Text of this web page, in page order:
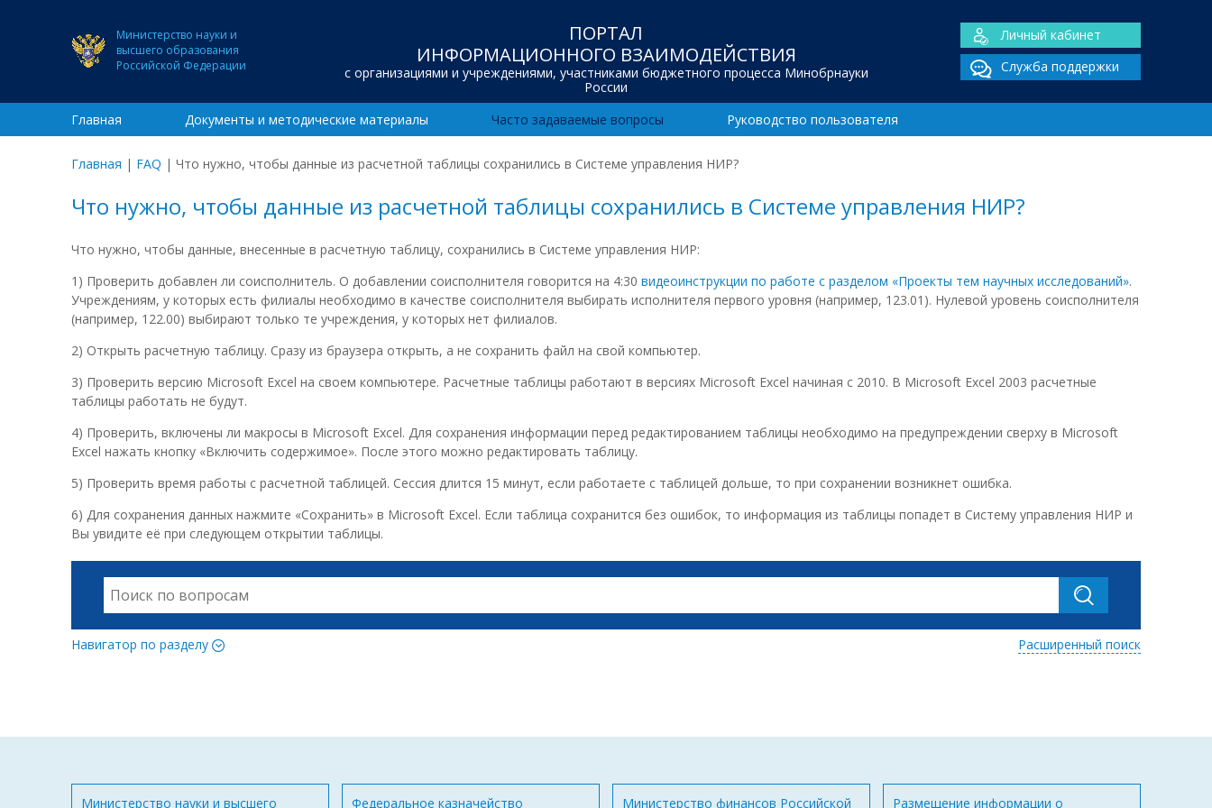
Министерство науки и
высшего образования
Российской Федерации
ПОРТАЛ
ИНФОРМАЦИОННОГО ВЗАИМОДЕЙСТВИЯ
с организациями и учреждениями, участниками бюджетного процесса Минобрнауки
России
Личный кабинет
Служба поддержки
Главная Документы и методические материалы Часто задаваемые вопросы Руководство пользователя
Главная | FAQ | Что нужно, чтобы данные из расчетной таблицы сохранились в Системе управления НИР?
Что нужно, чтобы данные из расчетной таблицы сохранились в Системе управления НИР?
Что нужно, чтобы данные, внесенные в расчетную таблицу, сохранились в Системе управления НИР:
1) Проверить добавлен ли соисполнитель. О добавлении соисполнителя говорится на 4:30 видеоинструкции по работе с разделом «Проекты тем научных исследований».
Учреждениям, у которых есть филиалы необходимо в качестве соисполнителя выбирать исполнителя первого уровня (например, 123.01). Нулевой уровень соисполнителя
(например, 122.00) выбирают только те учреждения, у которых нет филиалов.
2) Открыть расчетную таблицу. Сразу из браузера открыть, а не сохранить файл на свой компьютер.
3) Проверить версию Microsoft Excel на своем компьютере. Расчетные таблицы работают в версиях Microsoft Excel начиная с 2010. В Microsoft Excel 2003 расчетные
таблицы работать не будут.
4) Проверить, включены ли макросы в Microsoft Excel. Для сохранения информации перед редактированием таблицы необходимо на предупреждении сверху в Microsoft
Excel нажать кнопку «Включить содержимое». После этого можно редактировать таблицу.
5) Проверить время работы с расчетной таблицей. Сессия длится 15 минут, если работаете с таблицей дольше, то при сохранении возникнет ошибка.
6) Для сохранения данных нажмите «Сохранить» в Microsoft Excel. Если таблица сохранится без ошибок, то информация из таблицы попадет в Систему управления НИР и
Вы увидите её при следующем открытии таблицы.
Навигатор по разделу Расширенный поиск
Министерство науки и высшего Федеральное казначейство Министерство финансов Российской Размещение информации о